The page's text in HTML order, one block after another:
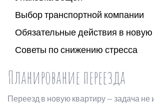
Выбор транспортной компании
Обязательные действия в новую
Советы по снижению стресса
Планирование переезда
Переезд в новую квартиру — задача не